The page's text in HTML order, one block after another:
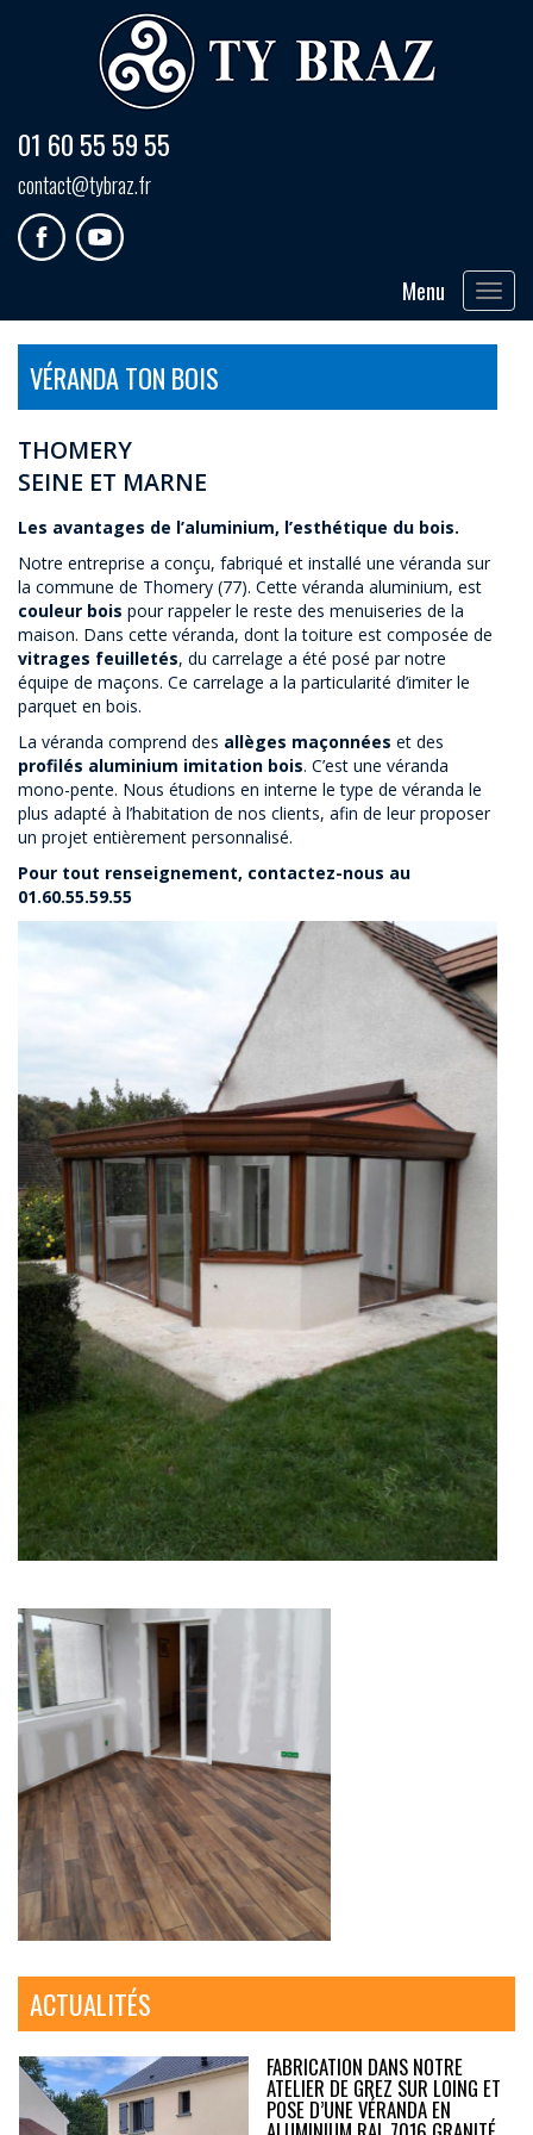
01 60 55 59 55
contact@tybraz.fr
Toggle
Menu
VÉRANDA TON BOIS
THOMERY
SEINE ET MARNE
Les avantages de l’aluminium, l’esthétique du bois.
Notre entreprise a conçu, fabriqué et installé une véranda sur
la commune de Thomery (77). Cette véranda aluminium, est
couleur bois pour rappeler le reste des menuiseries de la
maison. Dans cette véranda, dont la toiture est composée de
vitrages feuilletés, du carrelage a été posé par notre
équipe de maçons. Ce carrelage a la particularité d’imiter le
parquet en bois.
La véranda comprend des allèges maçonnées et des
profilés aluminium imitation bois. C’est une véranda
mono-pente. Nous étudions en interne le type de véranda le
plus adapté à l’habitation de nos clients, afin de leur proposer
un projet entièrement personnalisé.
Pour tout renseignement, contactez-nous au
01.60.55.59.55
ACTUALITÉS
FABRICATION DANS NOTRE
ATELIER DE GREZ SUR LOING ET
POSE D’UNE VÉRANDA EN